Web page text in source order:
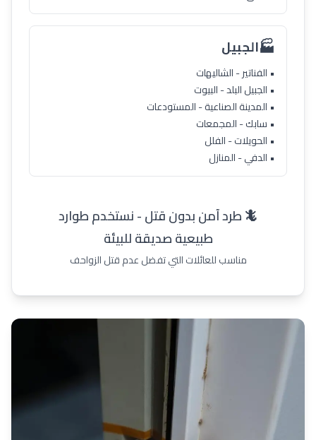
🏭الجبيل
• الفناتير - الشاليهات
• الجبيل البلد - البيوت
• المدينة الصناعية - المستودعات
• سابك - المجمعات
• الحويلات - الفلل
• الدفي - المنازل
🦎 طرد آمن بدون قتل - نستخدم طوارد
طبيعية صديقة للبيئة
مناسب للعائلات التي تفضل عدم قتل الزواحف